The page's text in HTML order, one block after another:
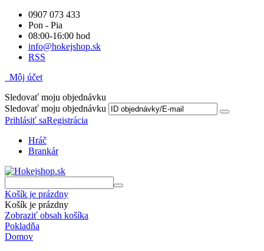
0907 073 433
Pon - Pia
08:00-16:00 hod
info@hokejshop.sk
RSS
Môj účet
Sledovať moju objednávku
Sledovať moju objednávku
Prihlásiť saRegistrácia
Hráč
Brankár
Košík je prázdny
Košík je prázdny
Zobraziť obsah košíka
Pokladňa
Domov